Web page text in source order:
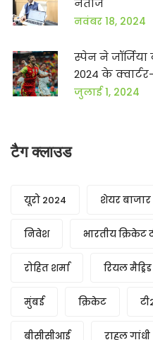
नतीजे
नवंबर 18, 2024
स्पेन ने
2024 के
जुलाई 1, 2024
टैग क्लाउड
यूरो 2024 शेयर बाजार
निवेश भारतीय क्रिकेट
रोहित शर्मा रियल मैड्रिड
मुंबई क्रिकेट
बीसीसीआई राहुल गांधी